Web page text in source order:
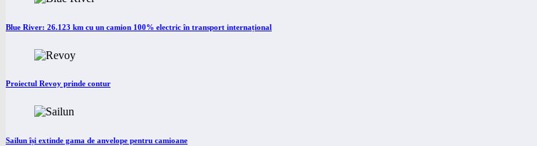
Blue River: 26.123 km cu un camion 100% electric în transport internațional
Proiectul Revoy prinde contur
Sailun își extinde gama de anvelope pentru camioane